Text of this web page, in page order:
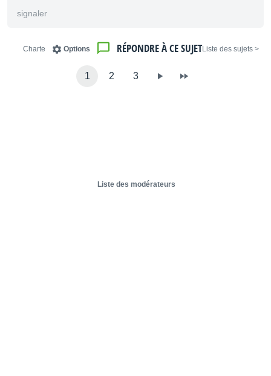
signaler
< Liste des sujets
RÉPONDRE À CE SUJET
Options
Charte
1 2 3
Liste des modérateurs